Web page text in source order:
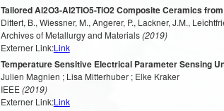
Tailored Al2O3-Al2TiO5-TiO2 Composite Ceramics
Dittert, B., Wiessner, M., Angerer, P., Lackner, J.M.,
Archives of Metallurgy and Materials(2019)
Externer Link:Link
Temperature Sensitive Electrical Parameter Sensing
Julien Magnien ; Lisa Mitterhuber ; Elke Kraker
IEEE(2019)
Externer Link:Link